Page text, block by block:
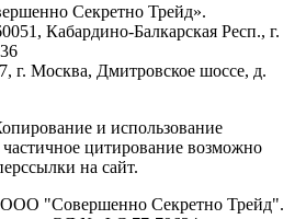
Секретно Трейд».
Кабардино-Балкарская Респ., г.
г. Москва, Дмитровское шоссе, д.
и использование
цитирование возможно
на сайт.
"Совершенно Секретно Трейд".